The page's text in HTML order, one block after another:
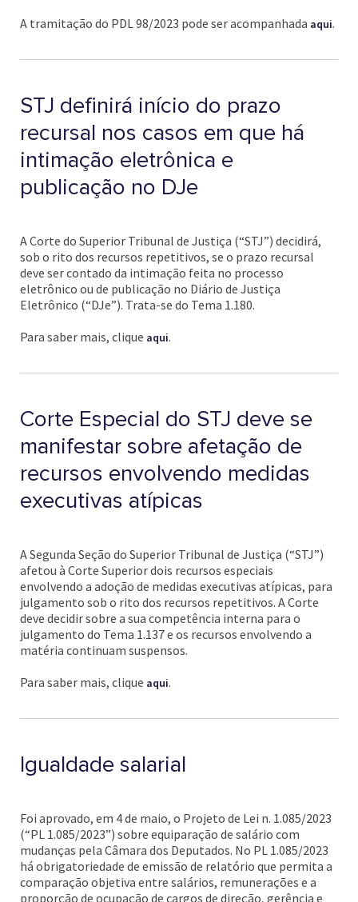
A tramitação do PDL 98/2023 pode ser acompanhada aqui.
STJ definirá início do prazo
recursal nos casos em que há
intimação eletrônica e
publicação no DJe
A Corte do Superior Tribunal de Justiça (“STJ”) decidirá,
sob o rito dos recursos repetitivos, se o prazo recursal
deve ser contado da intimação feita no processo
eletrônico ou de publicação no Diário de Justiça
Eletrônico (“DJe”). Trata-se do Tema 1.180.
Para saber mais, clique aqui.
Corte Especial do STJ deve se
manifestar sobre afetação de
recursos envolvendo medidas
executivas atípicas
A Segunda Seção do Superior Tribunal de Justiça (“STJ”)
afetou à Corte Superior dois recursos especiais
envolvendo a adoção de medidas executivas atípicas, para
julgamento sob o rito dos recursos repetitivos. A Corte
deve decidir sobre a sua competência interna para o
julgamento do Tema 1.137 e os recursos envolvendo a
matéria continuam suspensos.
Para saber mais, clique aqui.
Igualdade salarial
Foi aprovado, em 4 de maio, o Projeto de Lei n. 1.085/2023
(“PL 1.085/2023”) sobre equiparação de salário com
mudanças pela Câmara dos Deputados. No PL 1.085/2023
há obrigatoriedade de emissão de relatório que permita a
comparação objetiva entre salários, remunerações e a
proporção de ocupação de cargos de direção, gerência e